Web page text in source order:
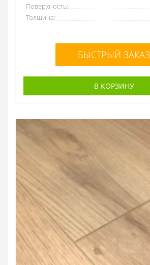
Поверхность:
Толщина:
БЫСТРЫЙ ЗАКАЗ
В КОРЗИНУ